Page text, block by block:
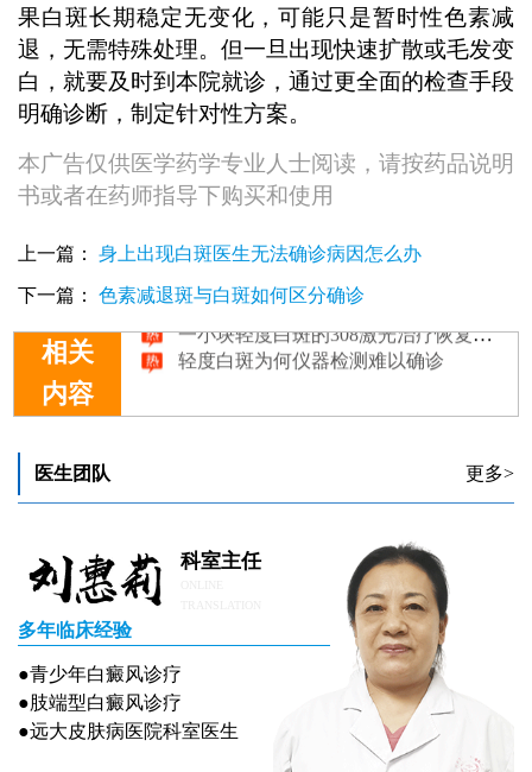
果白斑长期稳定无变化，可能只是暂时性色素减
退，无需特殊处理。但一旦出现快速扩散或毛发变
白，就要及时到本院就诊，通过更全面的检查手段
明确诊断，制定针对性方案。
本广告仅供医学药学专业人士阅读，请按药品说明
书或者在药师指导下购买和使用
上一篇： 身上出现白斑医生无法确诊病因怎么办
下一篇： 色素减退斑与白斑如何区分确诊
相关
内容
轻度白斑为何仪器检测难以确诊
医生团队 更多>
科室主任
多年临床经验
●青少年白癜风诊疗
●肢端型白癜风诊疗
●远大皮肤病医院科室医生